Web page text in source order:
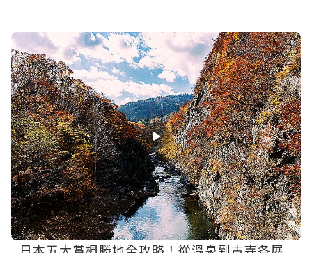
日本五大賞楓勝地全攻略！從溫泉到古寺各展